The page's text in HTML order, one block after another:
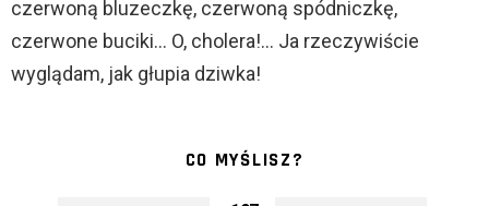
czerwoną bluzeczkę, czerwoną spódniczkę,
czerwone buciki… O, cholera!… Ja rzeczywiście
wyglądam, jak głupia dziwka!
CO MYŚLISZ?